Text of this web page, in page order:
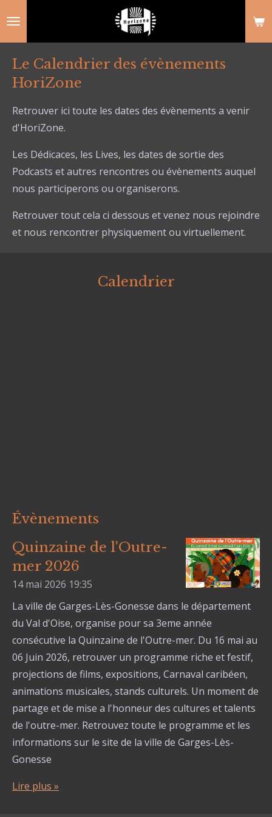
principal
Le Calendrier des évènements
HoriZone
Retrouver ici toute les dates des évènements a venir
d'HoriZone.
Les Dédicaces, les Lives, les dates de sortie des
Podcasts et autres rencontres ou évènements auquel
nous participerons ou organiserons.
Retrouver tout cela ci dessous et venez nous rejoindre
et nous rencontrer physiquement ou virtuellement.
Calendrier
Évènements
Quinzaine de l'Outre-
mer 2026
14 mai 2026 19:35
La ville de Garges-Lès-Gonesse dans le département
du Val d'Oise, organise pour sa 3eme année
consécutive la Quinzaine de l'Outre-mer. Du 16 mai au
06 Juin 2026, retrouver un programme riche et festif,
projections de films, expositions, Carnaval caribéen,
animations musicales, stands culturels. Un moment de
partage et de mise a l'honneur des cultures et talents
de l'outre-mer. Retrouvez toute le programme et les
informations sur le site de la ville de Garges-Lès-
Gonesse
Lire plus »